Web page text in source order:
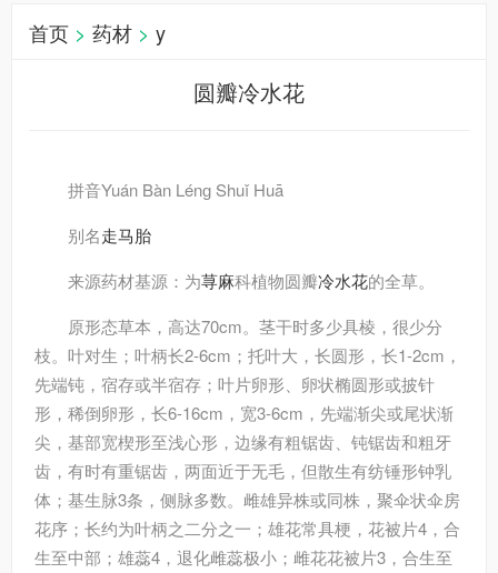
首页 > 药材 > y
圆瓣冷水花
拼音Yuán Bàn Lénɡ Shuǐ Huā
别名走马胎
来源药材基源：为荨麻科植物圆瓣冷水花的全草。
原形态草本，高达70cm。茎干时多少具棱，很少分
枝。叶对生；叶柄长2-6cm；托叶大，长圆形，长1-2cm，
先端钝，宿存或半宿存；叶片卵形、卵状椭圆形或披针
形，稀倒卵形，长6-16cm，宽3-6cm，先端渐尖或尾状渐
尖，基部宽楔形至浅心形，边缘有粗锯齿、钝锯齿和粗牙
齿，有时有重锯齿，两面近于无毛，但散生有纺锤形钟乳
体；基生脉3条，侧脉多数。雌雄异株或同株，聚伞状伞房
花序；长约为叶柄之二分之一；雄花常具梗，花被片4，合
生至中部；雄蕊4，退化雌蕊极小；雌花花被片3，合生至